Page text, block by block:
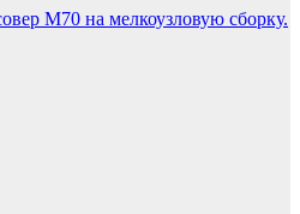
M70 на мелкоузловую сборку.